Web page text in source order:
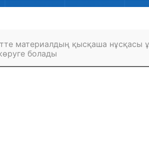
материалдың қысқаша нұсқасы
болады